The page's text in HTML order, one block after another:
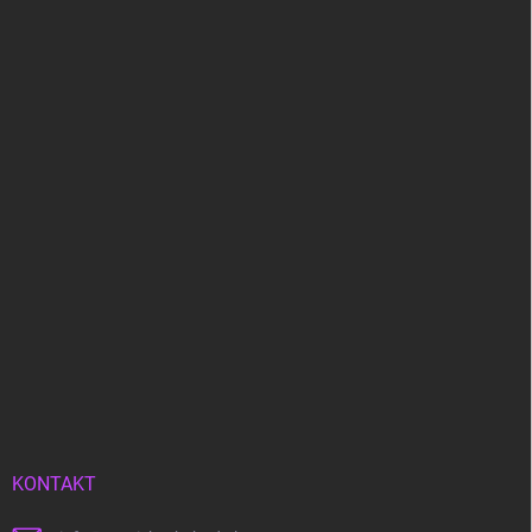
KONTAKT